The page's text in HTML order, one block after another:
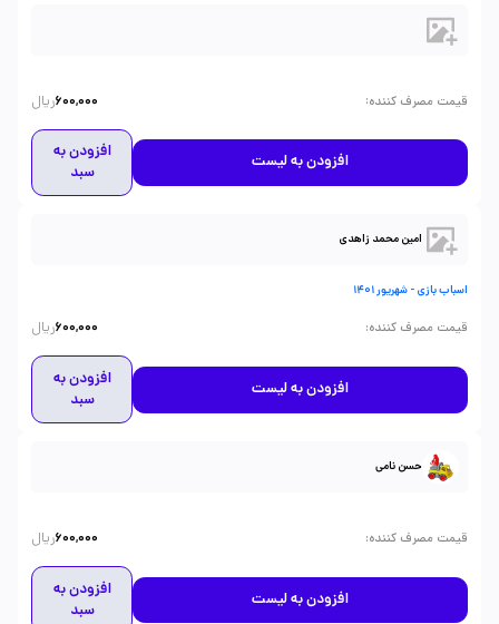
قیمت مصرف کننده:
600,000ریال
افزودن به لیست
افزودن به
سبد
امین محمد زاهدی
اسباب بازی - شهریور 1401
قیمت مصرف کننده:
600,000ریال
افزودن به لیست
افزودن به
سبد
حسن نامی
قیمت مصرف کننده:
600,000ریال
افزودن به لیست
افزودن به
سبد